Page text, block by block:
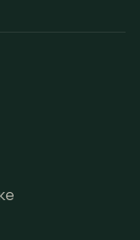
- 20:00